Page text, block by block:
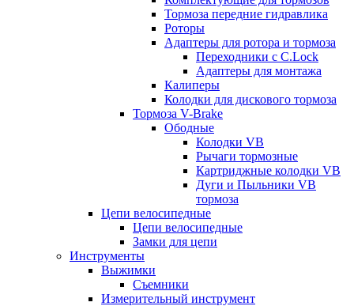
Тормоза передние гидравлика
Роторы
Адаптеры для ротора и тормоза
Переходники с C.Lock
Адаптеры для монтажа
Калиперы
Колодки для дискового тормоза
Тормоза V-Brake
Ободные
Колодки VB
Рычаги тормозные
Картриджные колодки VB
Дуги и Пыльники VB
тормоза
Цепи велосипедные
Цепи велосипедные
Замки для цепи
Инструменты
Выжимки
Съемники
Измерительный инструмент